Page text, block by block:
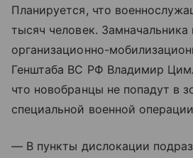
Планируется, что
тысяч человек. Замначальника
организационно-
Генштаба ВС РФ Владимир
что новобранцы не попадут в
специальной военной
— В пункты дислокации